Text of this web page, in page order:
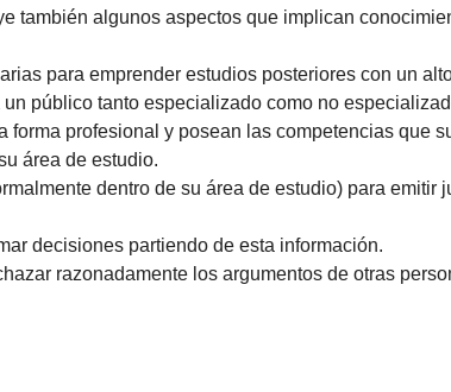
también algunos aspectos que implican
para emprender estudios posteriores con un
público tanto especializado como no
profesional y posean las competencias que
área de estudio.
dentro de su área de estudio) para emitir
decisiones partiendo de esta información.
razonadamente los argumentos de otras